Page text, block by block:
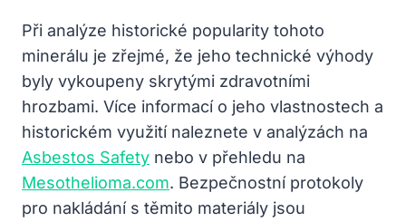
Při analýze historické popularity tohoto
minerálu je zřejmé, že jeho technické výhody
byly vykoupeny skrytými zdravotními
hrozbami. Více informací o jeho vlastnostech a
historickém využití naleznete v analýzách na
Asbestos Safety nebo v přehledu na
Mesothelioma.com. Bezpečnostní protokoly
pro nakládání s těmito materiály jsou